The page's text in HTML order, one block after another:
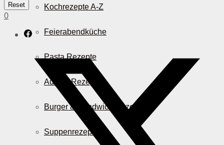
Kochrezepte A-Z
Feierabendküche
Pasta Rezepte
Auflauf Rezepte
Burger & Sandwich Rezepte
Suppenrezepte
Reset
0